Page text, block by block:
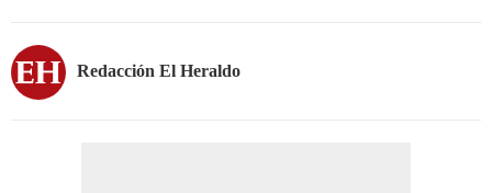
Redacción El Heraldo